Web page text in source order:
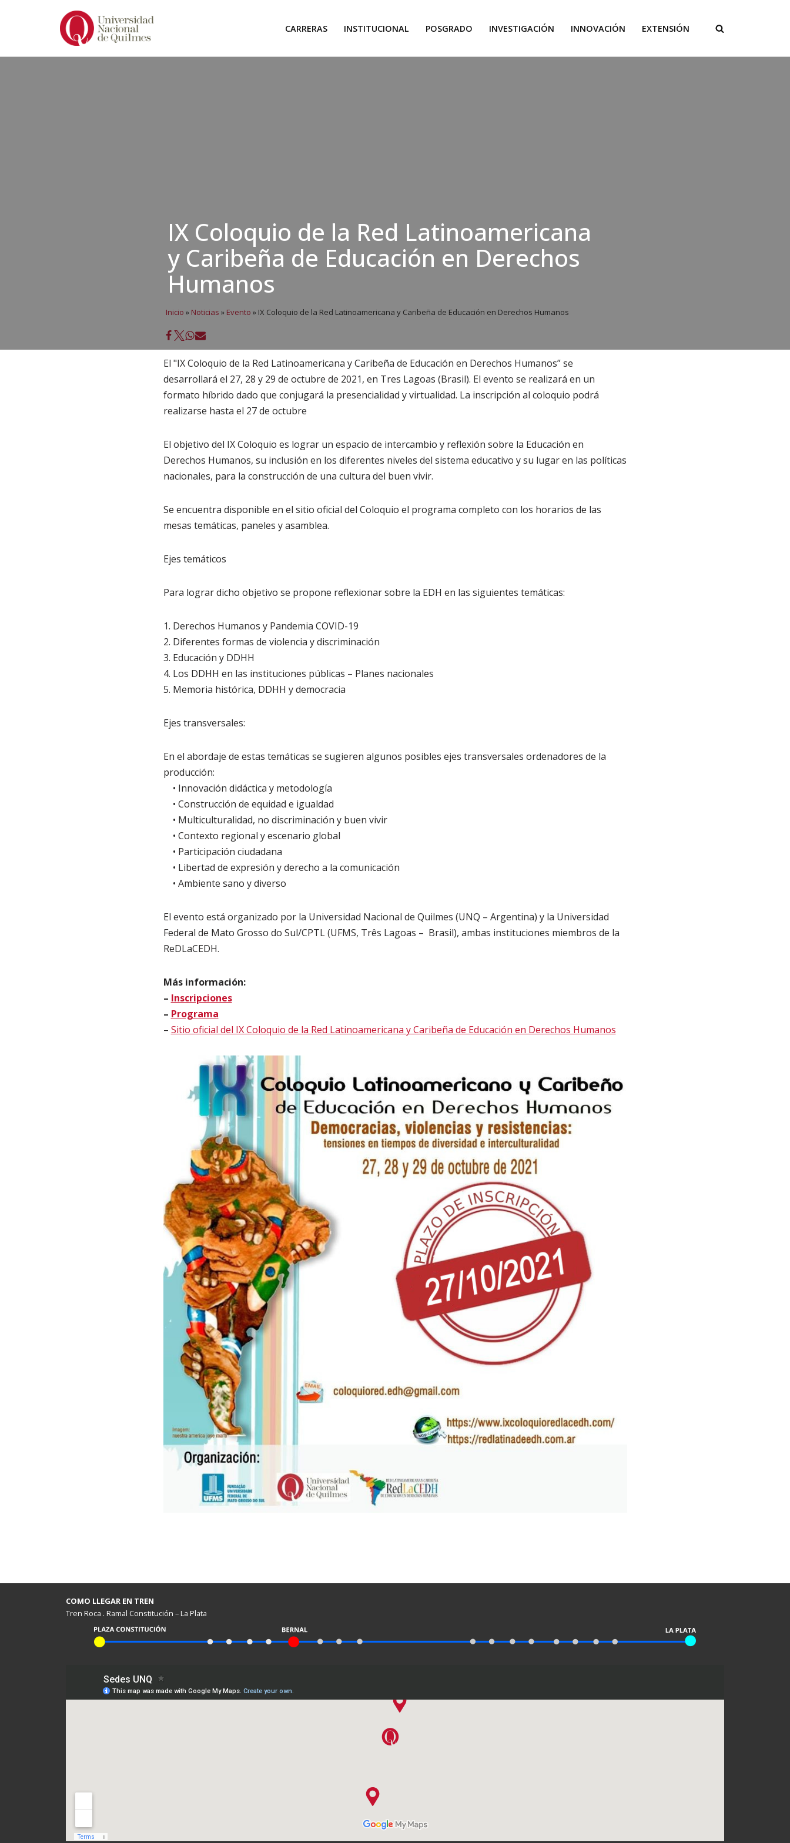
CARRERAS INSTITUCIONAL POSGRADO INVESTIGACIÓN INNOVACIÓN EXTENSIÓN
IX Coloquio de la Red Latinoamericana
y Caribeña de Educación en Derechos
Humanos
Inicio » Noticias » Evento » IX Coloquio de la Red Latinoamericana y Caribeña de Educación en Derechos Humanos
El "IX Coloquio de la Red Latinoamericana y Caribeña de Educación en Derechos Humanos” se
desarrollará el 27, 28 y 29 de octubre de 2021, en Tres Lagoas (Brasil). El evento se realizará en un
formato híbrido dado que conjugará la presencialidad y virtualidad. La inscripción al coloquio podrá
realizarse hasta el 27 de octubre
El objetivo del IX Coloquio es lograr un espacio de intercambio y reflexión sobre la Educación en
Derechos Humanos, su inclusión en los diferentes niveles del sistema educativo y su lugar en las políticas
nacionales, para la construcción de una cultura del buen vivir.
Se encuentra disponible en el sitio oficial del Coloquio el programa completo con los horarios de las
mesas temáticas, paneles y asamblea.
Ejes temáticos
Para lograr dicho objetivo se propone reflexionar sobre la EDH en las siguientes temáticas:
1. Derechos Humanos y Pandemia COVID-19
2. Diferentes formas de violencia y discriminación
3. Educación y DDHH
4. Los DDHH en las instituciones públicas – Planes nacionales
5. Memoria histórica, DDHH y democracia
Ejes transversales:
En el abordaje de estas temáticas se sugieren algunos posibles ejes transversales ordenadores de la
producción:
• Innovación didáctica y metodología
• Construcción de equidad e igualdad
• Multiculturalidad, no discriminación y buen vivir
• Contexto regional y escenario global
• Participación ciudadana
• Libertad de expresión y derecho a la comunicación
• Ambiente sano y diverso
El evento está organizado por la Universidad Nacional de Quilmes (UNQ – Argentina) y la Universidad
Federal de Mato Grosso do Sul/CPTL (UFMS, Três Lagoas – Brasil), ambas instituciones miembros de la
ReDLaCEDH.
Más información:
– Inscripciones
– Programa
– Sitio oficial del IX Coloquio de la Red Latinoamericana y Caribeña de Educación en Derechos Humanos
COMO LLEGAR EN TREN
Tren Roca . Ramal Constitución – La Plata